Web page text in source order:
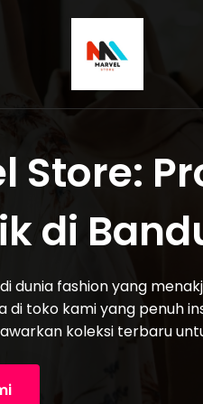
Store:
di
dunia fashion yang
di toko kami yang penuh
koleksi terbaru